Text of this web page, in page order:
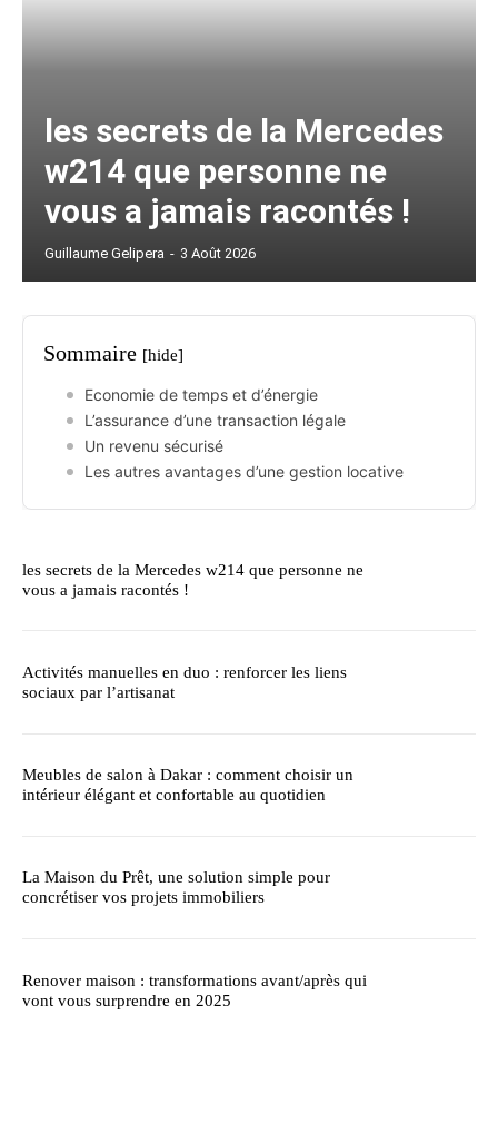
les secrets de la Mercedes
w214 que personne ne
vous a jamais racontés !
Guillaume Gelipera - 3 Août 2026
Sommaire [hide]
Economie de temps et d’énergie
L’assurance d’une transaction légale
Un revenu sécurisé
Les autres avantages d’une gestion locative
les secrets de la Mercedes w214 que personne ne
vous a jamais racontés !
Activités manuelles en duo : renforcer les liens
sociaux par l’artisanat
Meubles de salon à Dakar : comment choisir un
intérieur élégant et confortable au quotidien
La Maison du Prêt, une solution simple pour
concrétiser vos projets immobiliers
Renover maison : transformations avant/après qui
vont vous surprendre en 2025